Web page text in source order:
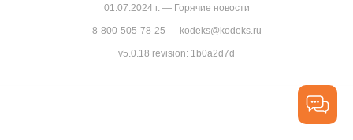
01.07.2024 г.— Горячие новости
8-800-505-78-25 — kodeks@kodeks.ru
v5.0.18 revision: 1b0a2d7d